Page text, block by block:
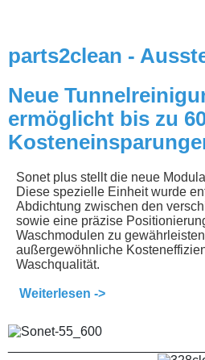
parts2clean -
Neue
ermöglicht bis zu
Sonet plus stellt die neue
Diese spezielle Einheit wurde
Abdichtung zwischen den
sowie eine präzise
Waschmodulen zu
außergewöhnliche
Waschqualität.
Weiterlesen ->